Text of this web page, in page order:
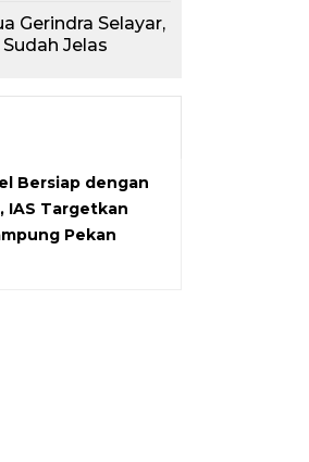
Gerindra Selayar,
Jelas
Bersiap dengan
IAS Targetkan
Pekan